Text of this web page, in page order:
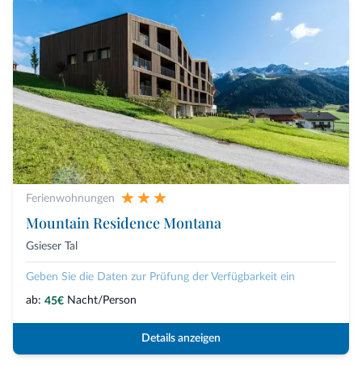
Ferienwohnungen
Mountain Residence Montana
Gsieser Tal
Geben Sie die Daten zur Prüfung der Verfügbarkeit ein
ab: 45€ Nacht/Person
Details anzeigen